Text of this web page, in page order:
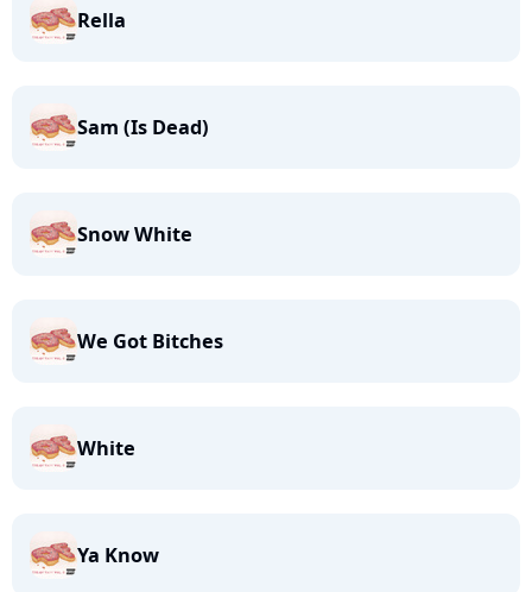
Rella
Sam (Is Dead)
Snow White
We Got Bitches
White
Ya Know